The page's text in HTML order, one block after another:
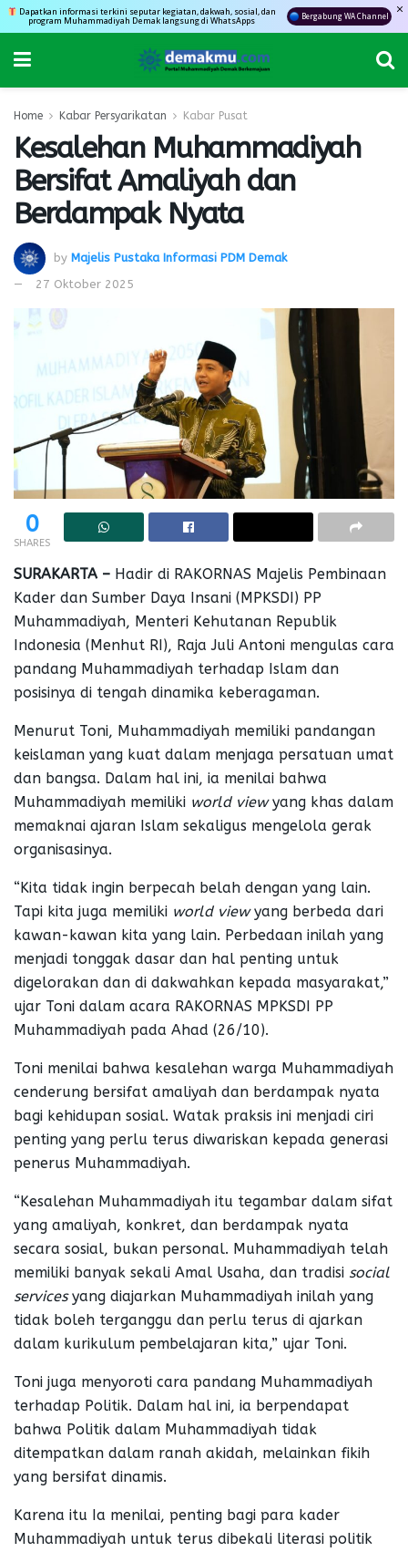
Dapatkan informasi terkini seputar kegiatan, dakwah, sosial, dan
program Muhammadiyah Demak langsung di WhatsApps Bergabung WA Channel
Home Kabar Persyarikatan Kabar Pusat
Kesalehan Muhammadiyah
Bersifat Amaliyah dan
Berdampak Nyata
by Majelis Pustaka Informasi PDM Demak
27 Oktober 2025
0
SHARES
SURAKARTA – Hadir di RAKORNAS Majelis Pembinaan
Kader dan Sumber Daya Insani (MPKSDI) PP
Muhammadiyah, Menteri Kehutanan Republik
Indonesia (Menhut RI), Raja Juli Antoni mengulas cara
pandang Muhammadiyah terhadap Islam dan
posisinya di tengah dinamika keberagaman.
Menurut Toni, Muhammadiyah memiliki pandangan
keislaman yang kuat dalam menjaga persatuan umat
dan bangsa. Dalam hal ini, ia menilai bahwa
Muhammadiyah memiliki world viewyang khas dalam
memaknai ajaran Islam sekaligus mengelola gerak
organisasinya.
“Kita tidak ingin berpecah belah dengan yang lain.
Tapi kita juga memiliki world viewyang berbeda dari
kawan-kawan kita yang lain. Perbedaan inilah yang
menjadi tonggak dasar dan hal penting untuk
digelorakan dan di dakwahkan kepada masyarakat,”
ujar Toni dalam acara RAKORNAS MPKSDI PP
Muhammadiyah pada Ahad (26/10).
Toni menilai bahwa kesalehan warga Muhammadiyah
cenderung bersifat amaliyah dan berdampak nyata
bagi kehidupan sosial. Watak praksis ini menjadi ciri
penting yang perlu terus diwariskan kepada generasi
penerus Muhammadiyah.
“Kesalehan Muhammadiyah itu tegambar dalam sifat
yang amaliyah, konkret, dan berdampak nyata
secara sosial, bukan personal. Muhammadiyah telah
memiliki banyak sekali Amal Usaha, dan tradisi social
servicesyang diajarkan Muhammadiyah inilah yang
tidak boleh terganggu dan perlu terus di ajarkan
dalam kurikulum pembelajaran kita,” ujar Toni.
Toni juga menyoroti cara pandang Muhammadiyah
terhadap Politik. Dalam hal ini, ia berpendapat
bahwa Politik dalam Muhammadiyah tidak
ditempatkan dalam ranah akidah, melainkan fikih
yang bersifat dinamis.
Karena itu Ia menilai, penting bagi para kader
Muhammadiyah untuk terus dibekali literasi politik